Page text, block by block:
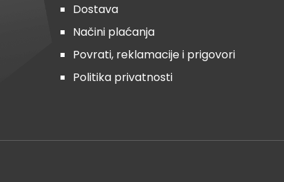
Dostava
Načini plaćanja
Povrati, reklamacije i prigovori
Politika privatnosti